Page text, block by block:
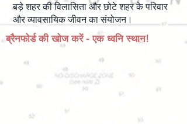
बड़े शहर की विलासिता और छोटे शहर के परिवार
और व्यावसायिक जीवन का संयोजन।
ब्रैनफोर्ड की खोज करें - एक ध्वनि स्थान!